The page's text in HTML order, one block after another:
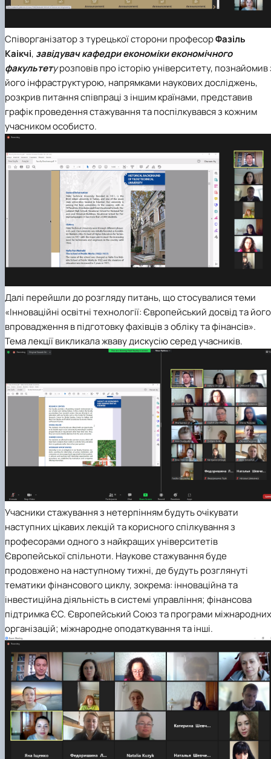
Співорганізатор з турецької сторони професорФазіль
Каікчі, завідувач кафедри економіки економічного
факультетурозповів про історію університету, познайомив
його інфраструктурою, напрямками наукових досліджень,
розкрив питання співпраці з іншим країнами, представив
графік проведення стажування та поспілкувався з кожним
учасником особисто.
Далі перейшли до розгляду питань, що стосувалися теми
«Інноваційні освітні технології: Європейський досвід та його
впровадження в підготовку фахівців з обліку та фінансів».
Тема лекції викликала жваву дискусію серед учасників.
Учасники стажування з нетерпінням будуть очікувати
наступних цікавих лекцій та корисного спілкування з
професорами одного з найкращих університетів
Європейської спільноти. Наукове стажування буде
продовжено на наступному тижні, де будуть розглянуті
тематики фінансового циклу, зокрема: інноваційна та
інвестиційна діяльність в системі управління; фінансова
підтримка ЄС. Європейський Союз та програми міжнародних
організацій; міжнародне оподаткування та інші.